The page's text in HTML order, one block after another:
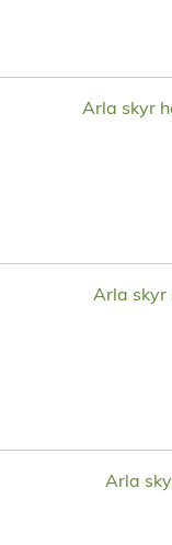
Arla skyr
Arla skyr
Arla